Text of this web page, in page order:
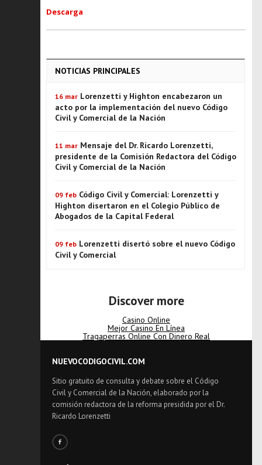
Descarga
NOTICIAS PRINCIPALES
16 mar Lorenzetti y Highton encabezaron un
acto por la implementación del nuevo Código
Civil y Comercial de la Nación
11 mar Mensaje del Dr. Ricardo Lorenzetti,
presidente de la Comisión Redactora del Código
Civil y Comercial de la Nación
09 feb Código Civil y Comercial: Lorenzetti y
Highton disertaron en el Colegio Público de
Abogados de la Capital Federal
09 feb Lorenzetti disertó sobre el nuevo Código
Civil y Comercial
Discover more
Casino Online
Mejor Casino En Línea
Tragaperras Online Con Dinero Real
NUEVOCODIGOCIVIL.COM
Sitio gratuito de consulta y debate sobre el Código
Civil y Comercial de la Nación, elaborado por la
comisión redactora de la reforma presidida por el Dr.
Ricardo Lorenzetti